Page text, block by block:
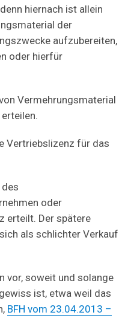
hiernach ist allein
der
aufzubereiten,
oder hierfür
Vermehrungsmaterial
Vertriebslizenz für das
oder
erteilt. Der spätere
als schlichter Verkauf
vor, soweit und solange
ist, etwa weil das
BFH vom 23.04.2013 –